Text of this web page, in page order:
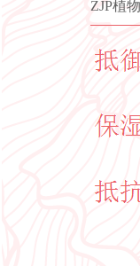
ZJP植